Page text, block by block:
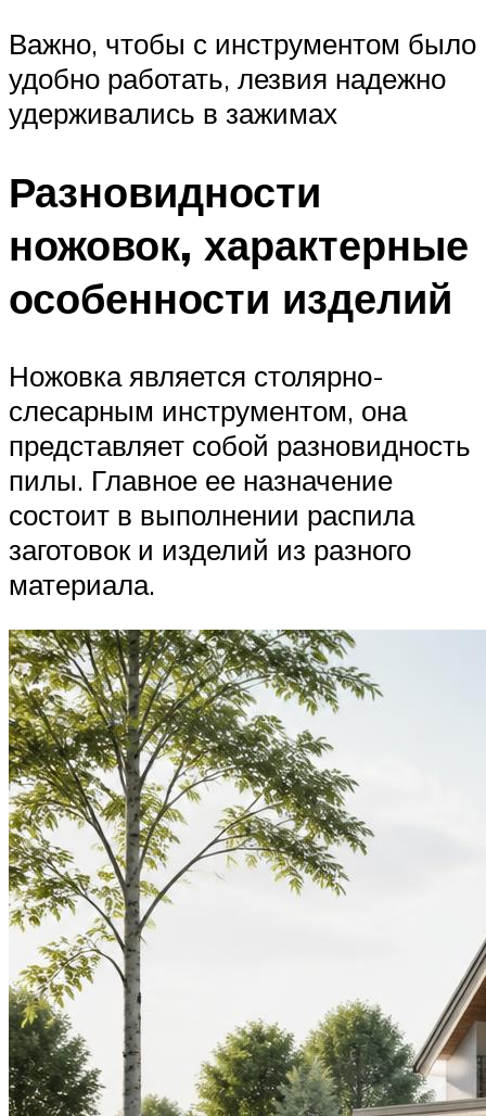
Важно, чтобы с инструментом было
удобно работать, лезвия надежно
удерживались в зажимах
Разновидности
ножовок, характерные
особенности изделий
Ножовка является столярно-
слесарным инструментом, она
представляет собой разновидность
пилы. Главное ее назначение
состоит в выполнении распила
заготовок и изделий из разного
материала.